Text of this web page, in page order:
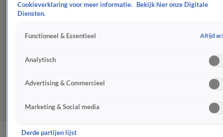
Cookieverklaring voor meer informatie.
Bekijk hier onze Digitale
Diensten.
Functioneel & Essentieel Altijd
Analytisch
Advertising & Commercieel
Marketing & Social media
Derde partijen lijst